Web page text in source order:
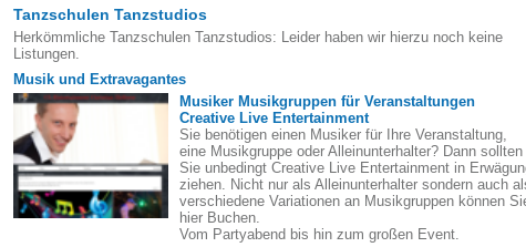
Tanzschulen Tanzstudios
Herkömmliche Tanzschulen Tanzstudios: Leider haben wir hierzu noch keine
Listungen.
Musik und Extravagantes
Musiker Musikgruppen für Veranstaltungen
Creative Live Entertainment
Sie benötigen einen Musiker für Ihre Veranstaltung,
eine Musikgruppe oder Alleinunterhalter? Dann sollten
Sie unbedingt Creative Live Entertainment in
ziehen. Nicht nur als Alleinunterhalter sondern auch
verschiedene Variationen an Musikgruppen können
hier Buchen.
Vom Partyabend bis hin zum großen Event.